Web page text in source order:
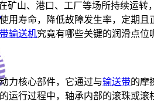
矿山、港口、工厂等场所持续运
用寿命，降低故障发生率，定期
输送机究竟有哪些关键的润滑点位
力核心部件，它通过与输送带的摩
运行过程中，轴承内部的滚珠或